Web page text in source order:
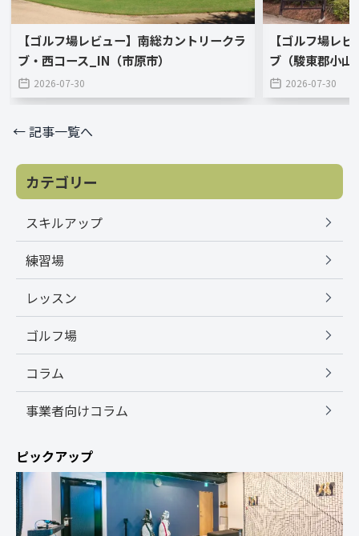
【ゴルフ場レビュー】南総カントリークラ
ブ・西コース_IN（市原市）
2026-07-30
【ゴルフ場レ
ブ（駿東郡小山
2026-07-30
← 記事一覧へ
カテゴリー
スキルアップ
練習場
レッスン
ゴルフ場
コラム
事業者向けコラム
ピックアップ